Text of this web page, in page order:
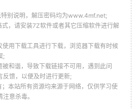
别说明，解压密码均为www.4mf.net;
，请安装7Z软件或者其它压缩软件进行解
用下载工具进行下载，浏览器下载有时候
;
和谐，导致下载链接不可用，遇到此问
反馈，以便及时进行更新;
本站所有资源均来源于网络，仅供学习使
意杀毒。